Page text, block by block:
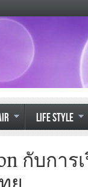
LIFE STYLE
กับการ
ย